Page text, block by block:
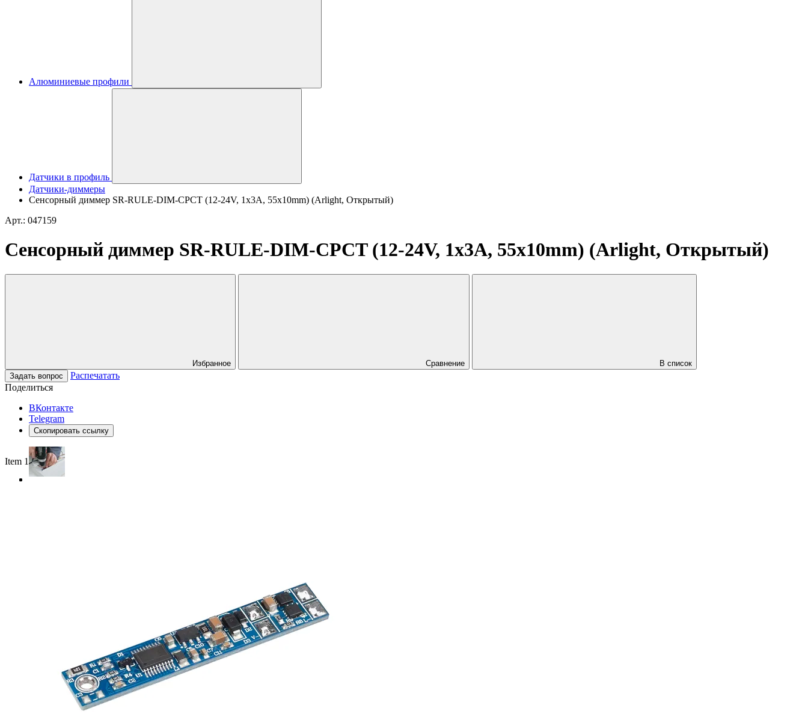
Алюминиевые профили
Датчики в профиль
Датчики-диммеры
Сенсорный диммер SR-RULE-DIM-CPCT (12-24V, 1x3A, 55x10mm) (Arlight, Открытый)
Арт.: 047159
Сенсорный диммер SR-RULE-DIM-CPCT (12-24V, 1x3A, 55x10mm) (Arlight, Открытый)
Избранное Сравнение
В список
Задать вопрос
Распечатать
Поделиться
ВКонтакте
Telegram
Скопировать ссылку
Item 1 of 3